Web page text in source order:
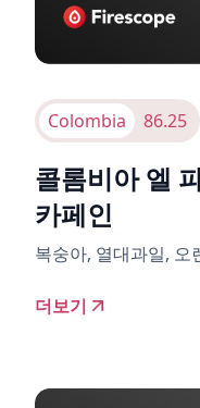
Colombia 86.25
콜롬비아 엘
카페인
복숭아, 열대과일, 오
더보기